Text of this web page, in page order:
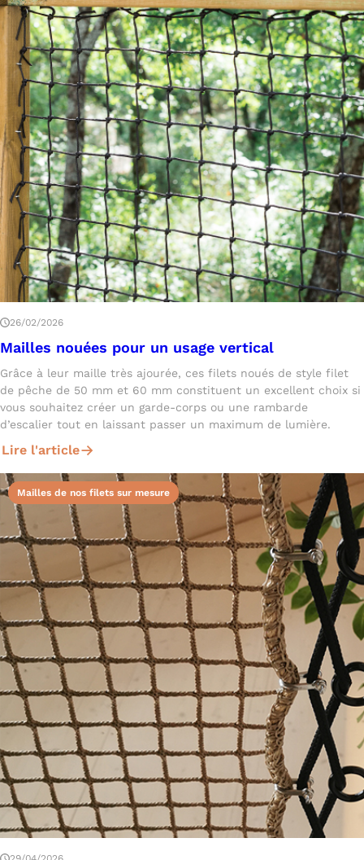
26/02/2026
Mailles nouées pour un usage vertical
Grâce à leur maille très ajourée, ces filets noués de style filet
de pêche de 50 mm et 60 mm constituent un excellent choix si
vous souhaitez créer un garde-corps ou une rambarde
d’escalier tout en laissant passer un maximum de lumière.
Lire l'article
Mailles de nos filets sur mesure